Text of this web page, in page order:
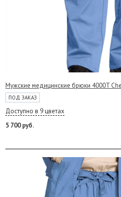
Мужские медицинские брюки 4000T
ПОД ЗАКАЗ
Доступно в 9 цветах
5 700 руб.